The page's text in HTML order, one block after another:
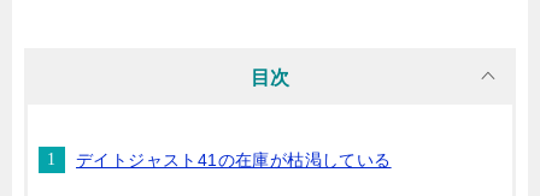
目次
デイトジャスト41の在庫が枯渇している